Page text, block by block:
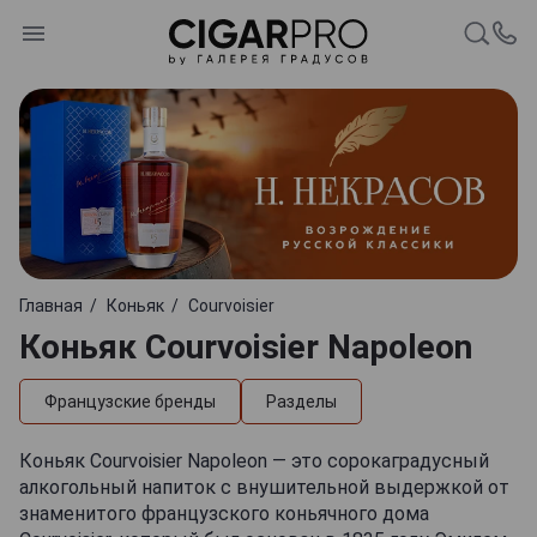
Главная Коньяк Courvoisier
Коньяк Courvoisier Napoleon
Французские бренды Разделы
Коньяк Courvoisier Napoleon — это сорокаградусный
алкогольный напиток с внушительной выдержкой от
знаменитого французского коньячного дома